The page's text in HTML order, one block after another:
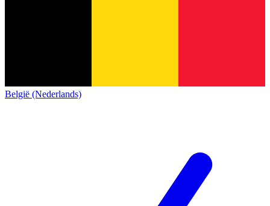
België (Nederlands)